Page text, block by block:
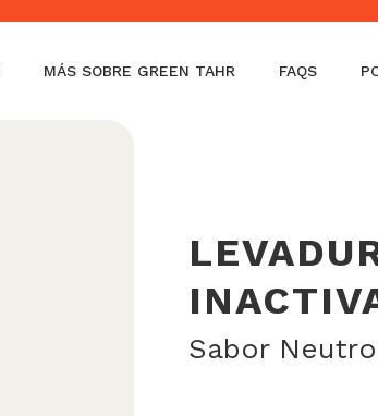
MÁS SOBRE GREEN TAHR FAQS
Sabor Neutro